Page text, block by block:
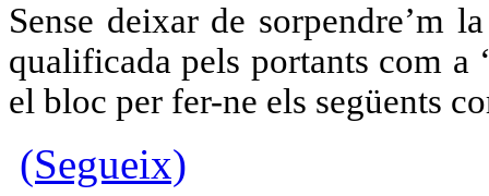
Sense deixar de sorpendre’m
qualificada pels portants com a
el bloc per fer-ne els següents
(Segueix)